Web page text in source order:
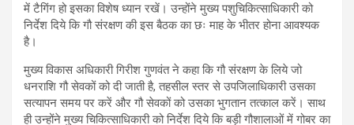
में टैगिंग हो इसका विशेष ध्यान रखें। उन्होंने मुख्य पशुचिकित्साधिकारी को
निर्देश दिये कि गौ संरक्षण की इस बैठक का छः माह के भीतर होना आवश्यक
है।
मुख्य विकास अधिकारी गिरीश गुणवंत ने कहा कि गौ संरक्षण के लिये जो
धनराशि गौ सेवकों को दी जाती है, तहसील स्तर से उपजिलाधिकारी उसका
सत्यापन समय पर करें और गौ सेवकों को उसका भुगतान तत्काल करें। साथ
ही उन्होंने मुख्य चिकित्साधिकारी को निर्देश दिये कि बड़ी गौशालाओं में गोबर का